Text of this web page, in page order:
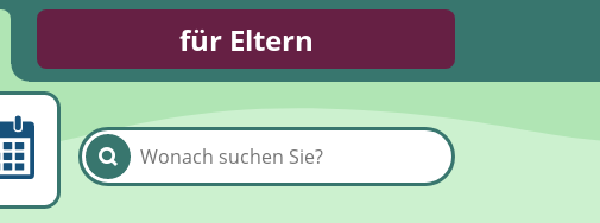
für Eltern